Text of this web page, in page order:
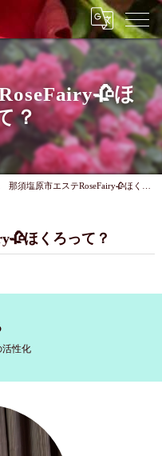
ほ
？
那須塩原市エステRoseFairy🥀ほくろって？
ほくろって？
活性化